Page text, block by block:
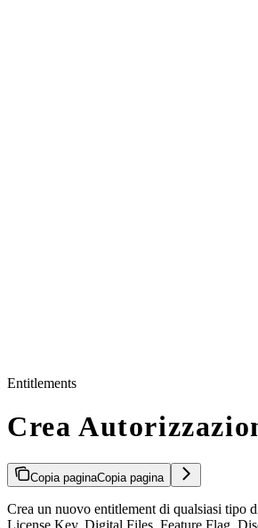
Entitlements
Crea
Copia paginaCopia pagina
Crea un nuovo entitlement di qualsiasi tipo
License Key, Digital Files, Feature Flag,